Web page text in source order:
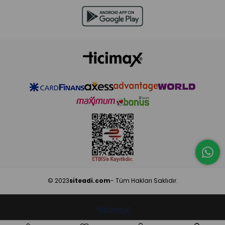
© 2023siteadi.com- Tüm Hakları Saklıdır.